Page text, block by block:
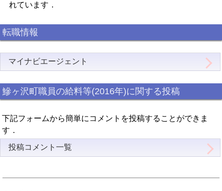
れています．
転職情報
マイナビエージェント
鰺ヶ沢町職員の給料等(2016年)に関する投稿
下記フォームから簡単にコメントを投稿することができま
す．
投稿コメント一覧